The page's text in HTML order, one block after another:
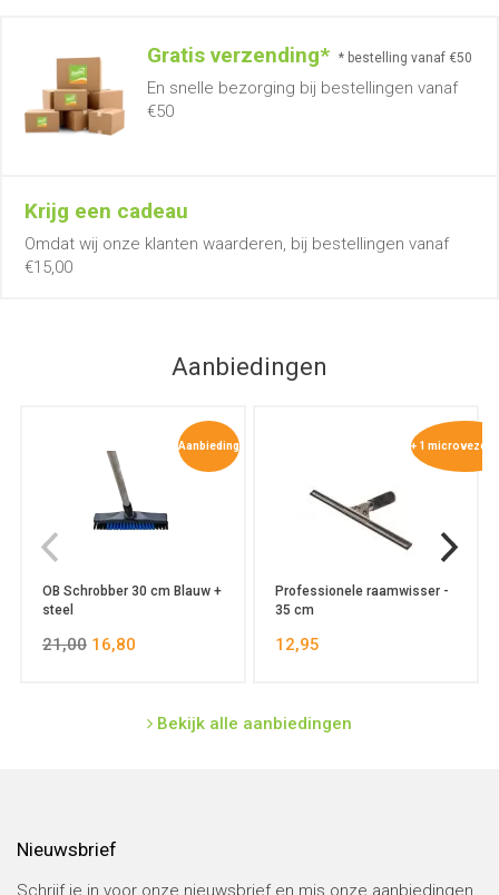
Gratis verzending* * bestelling vanaf €50
En snelle bezorging bij bestellingen vanaf
€50
Krijg een cadeau
Omdat wij onze klanten waarderen, bij bestellingen vanaf
€15,00
Aanbiedingen
Aanbieding
OB Schrobber 30 cm Blauw +
steel
21,00 16,80
+ 1
Professionele raamwisser -
35 cm
12,95
Bekijk alle aanbiedingen
Nieuwsbrief
Schrijf je in voor onze nieuwsbrief en mis onze aanbiedingen